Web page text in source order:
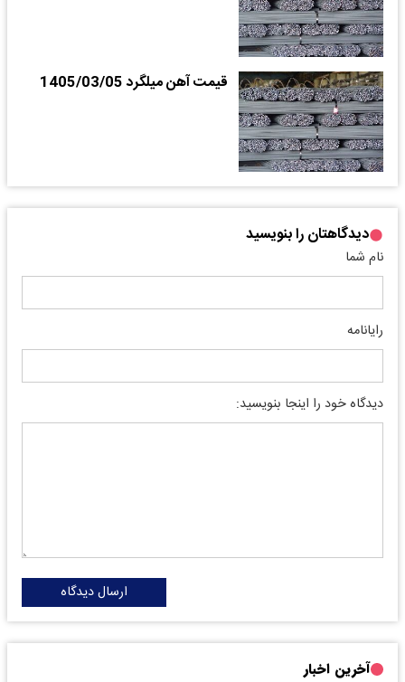
قیمت آهن میلگرد 1405/03/05
دیدگاهتان را بنویسید
نام شما
رایانامه
دیدگاه خود را اینجا بنویسید:
ارسال دیدگاه
آخرین اخبار